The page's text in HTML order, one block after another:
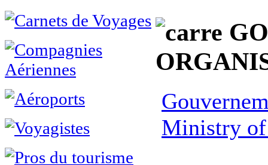
Ministry of